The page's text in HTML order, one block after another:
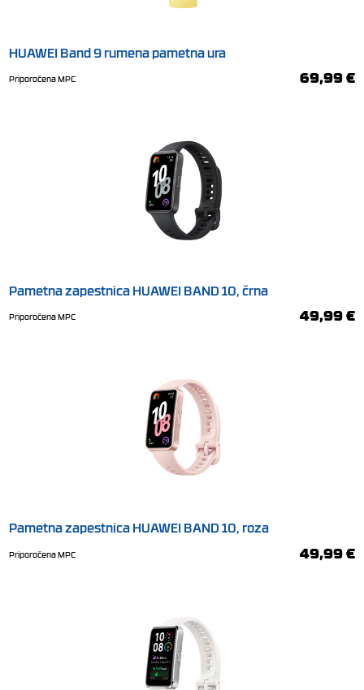
HUAWEI Band 9 rumena pametna ura
Priporočena MPC 69,99 €
Pametna zapestnica HUAWEI BAND 10, črna
Priporočena MPC 49,99 €
Pametna zapestnica HUAWEI BAND 10, roza
Priporočena MPC 49,99 €